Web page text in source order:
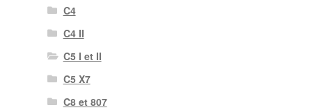
C4
C4 II
C5 I et II
C5 X7
C8 et 807